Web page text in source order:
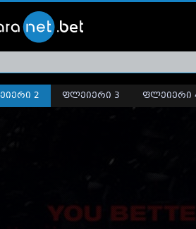
2 ფლეიერი 3 ფლეიერი